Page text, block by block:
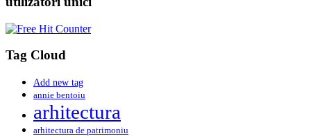
Tag Cloud
Add new tag
annie bentoiu
arhitectura
arhitectura de patrimoniu